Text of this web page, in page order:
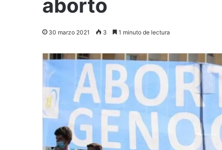
aborto
30 marzo 2021 3 1 minuto de lectura